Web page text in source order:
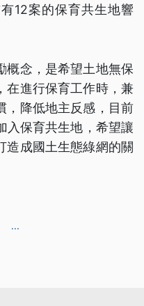
12案的保育共生地響
概念，是希望土地無保
在進行保育工作時，兼
，降低地主反感，目前
入保育共生地，希望讓
造成國土生態綠網的關
...